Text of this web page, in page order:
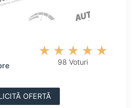
98 Voturi
OFERTĂ